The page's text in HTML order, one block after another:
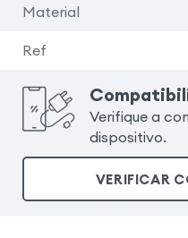
Material
Ref
Verifique a
dispositivo.
VERIFICAR